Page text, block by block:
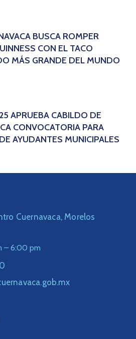
BUSCA ROMPER
CON EL TACO
MÁS GRANDE DEL MUNDO
APRUEBA CABILDO DE
CONVOCATORIA PARA
AYUDANTES MUNICIPALES
Cuernavaca, Morelos
– 6:00 pm